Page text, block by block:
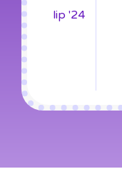
lip '24